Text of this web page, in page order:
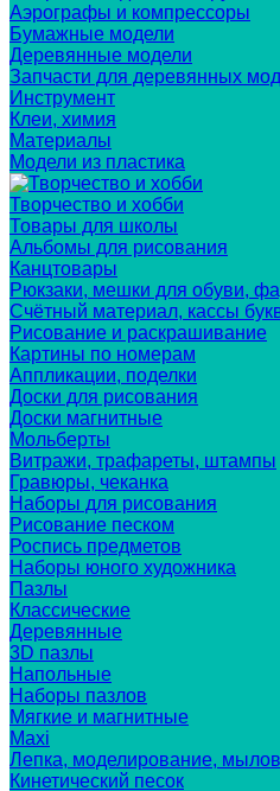
Аэрографы и компрессоры
Бумажные модели
Деревянные модели
Запчасти для деревянных
Инструмент
Клеи, химия
Материалы
Модели из пластика
Творчество и хобби
Товары для школы
Альбомы для рисования
Канцтовары
Рюкзаки, мешки для обуви,
Счётный материал, кассы
Рисование и раскрашивание
Картины по номерам
Аппликации, поделки
Доски для рисования
Доски магнитные
Мольберты
Витражи, трафареты, штампы
Гравюры, чеканка
Наборы для рисования
Рисование песком
Роспись предметов
Наборы юного художника
Пазлы
Классические
Деревянные
3D пазлы
Напольные
Наборы пазлов
Мягкие и магнитные
Maxi
Лепка, моделирование,
Кинетический песок